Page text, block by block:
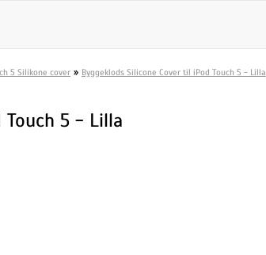
5 Silikone cover » Byggeklods Silicone Cover til iPod Touch 5 - Lilla
Touch 5 - Lilla